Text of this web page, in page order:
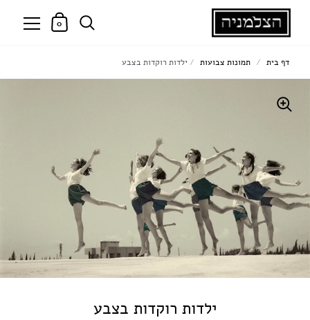
0
ילדות רוקדות בצבע
דף בית / תמונות צבועות / ילדות רוקדות בצבע